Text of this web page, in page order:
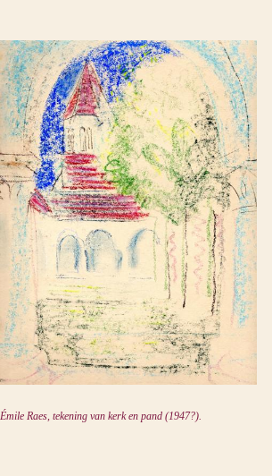
Émile Raes, tekening van kerk en pand (1947?).